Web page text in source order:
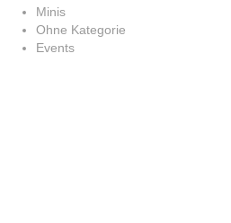
Minis
Ohne Kategorie
Events